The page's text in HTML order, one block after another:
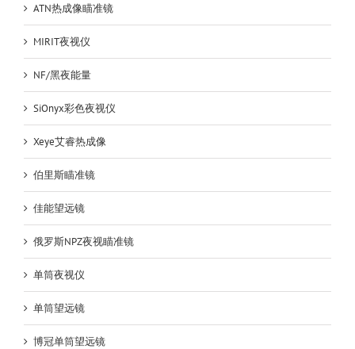
ATN热成像瞄准镜
MIRIT夜视仪
NF/黑夜能量
SiOnyx彩色夜视仪
Xeye艾睿热成像
伯里斯瞄准镜
佳能望远镜
俄罗斯NPZ夜视瞄准镜
单筒夜视仪
单筒望远镜
博冠单筒望远镜